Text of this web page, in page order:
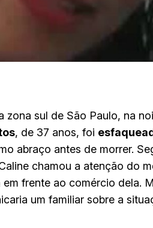
zona sul de São Paulo, na
, de 37 anos, foi
abraço antes de morrer.
chamou a atenção do
frente ao comércio dela.
um familiar sobre a